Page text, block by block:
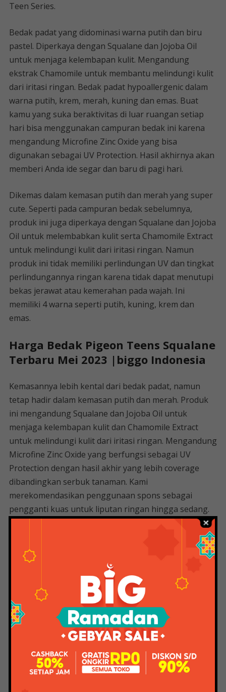
Teen Series.
Bedak padat yang didominasi warna putih dan biru
pastel. Diperkaya dengan Squalane dan Jojoba Oil
untuk menjaga kelembapan kulit. Mengandung
ekstrak Chamomile untuk membantu melindungi kulit
dari iritasi ringan. Bedak padat hypoallergenic dalam
warna putih, krem, merah, kuning dan emas. Buat
kamu yang suka beraktivitas di luar ruangan setiap
hari bisa menggunakan campuran bedak ini karena
mengandung Microfine Zinc Oxide yang bisa
digunakan sebagai UV Protection. Hasil akhirnya akan
memberi Anda ide segar dan baru di pagi hari.
Dikemas dalam kemasan putih dan merah yang super
cute. Seperti pada campuran bedak sebelumnya,
produk ini juga diperkaya dengan Squalane dan Jojoba
Oil untuk melembabkan kulit serta Chamomile Extract
untuk melindungi kulit dari iritasi ringan. Namun
produk ini tidak memiliki perlindungan UV dan tingkat
perlindungannya ringan karena tidak dapat menutupi
bekas jerawat atau kemerahan pada wajah. Ini
memiliki 4 warna seperti putih, kuning, krem ​​​​dan
emas.
Harga Bedak Pigeon Teens Squalane
Terbaru Mei 2023 |biggo Indonesia
Kemasannya lebih kental dari bedak padat, namun
tetap hadir dalam kemasan putih dan merah. Produk
ini mengandung Squalane dan Jojoba Oil untuk
menjaga kelembapan kulit dan Chamomile Extract
untuk melindungi kulit dari iritasi ringan. Mengandung
Microfine Zinc Oxide yang berfungsi sebagai UV
Protection dengan hasil akhir yang lebih coverage
dibandingkan serbuk tanaman. Kami
merekomendasikan penggunaan spons sebagai
pengganti kuas untuk liputan ringan hingga sedang.
Kedua kue tersebut memiliki 3 warna yaitu Innocent
Ini adalah produk paling umum untuk penggunaan
sehari-hari karena bedak taburnya. Beras dan tepung
terigu sangat baik bila digunakan pada wajah. Produk
ini mengandung Squalane dan Jojoba Oil untuk
menjaga kelembapan kulit dan Chamomile Extract
untuk melindungi kulit dari iritasi ringan. Hanya
memiliki satu shade yaitu Translucent, transparan
untuk menyatu dengan kulit di wajah.